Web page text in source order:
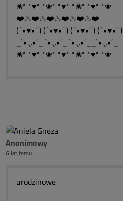
❀*¯*♥*¯*❀*¯*♥*¯*❀*¯*♥*¯*❀
❤️♨❤️♨❤️♨❤️♨❤️♨❤️
(¯`•♥•´¯) (¯`•♥•´¯) (¯`•♥•´¯) (¯`•♥•´¯)
_`•.¸.•´_ `•.¸.•´_ `•.¸.•´__`•.¸.•´_
❀*¯*♥*¯*❀*¯*♥*¯*❀*¯*♥*¯*❀
Anonimowy
6 lat temu
urodzinowe